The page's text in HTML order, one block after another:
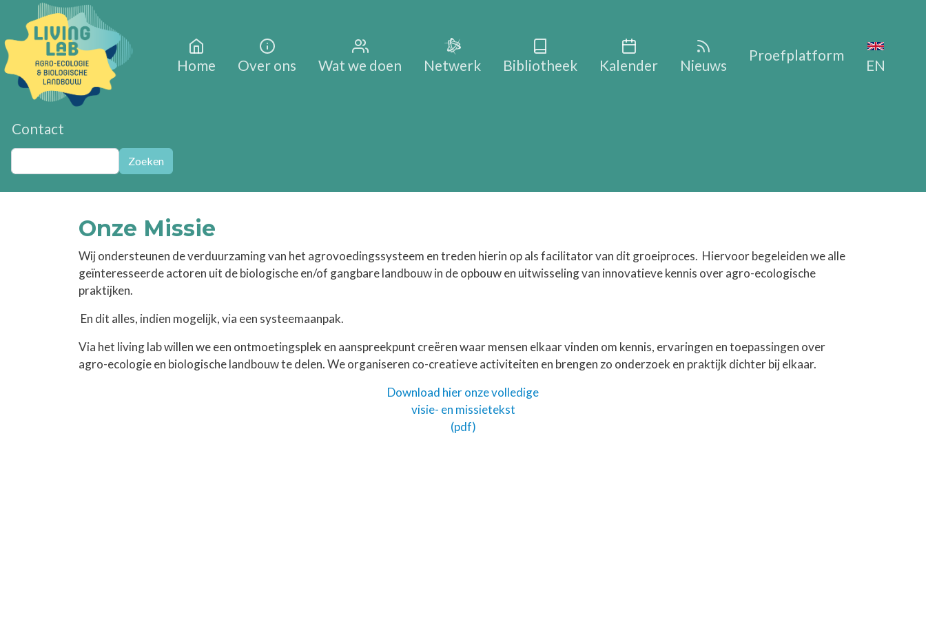
Overslaan en naar de inhoud gaan
Main navigation
Home Over ons Wat we doen Netwerk Bibliotheek Kalender Nieuws
Proefplatform
EN
Contact
Zoeken Zoeken
Onze Missie
Wij ondersteunen de verduurzaming van het agrovoedingssysteem en treden hierin op als facilitator van dit groeiproces. Hiervoor begeleiden we alle
geïnteresseerde actoren uit de biologische en/of gangbare landbouw in de opbouw en uitwisseling van innovatieve kennis over agro-ecologische
praktijken.
En dit alles, indien mogelijk, via een systeemaanpak.
Via het living lab willen we een ontmoetingsplek en aanspreekpunt creëren waar mensen elkaar vinden om kennis, ervaringen en toepassingen over
agro-ecologie en biologische landbouw te delen. We organiseren co-creatieve activiteiten en brengen zo onderzoek en praktijk dichter bij elkaar.
Download hier onze volledige
visie- en missietekst
(pdf)